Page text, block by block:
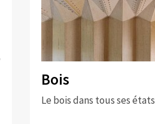
Bois
Le bois dans tous ses états